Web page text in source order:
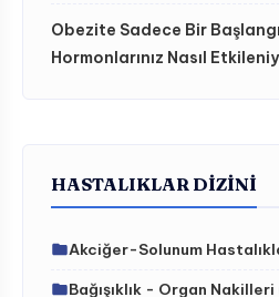
Obezite Sadece Bir
Hormonlarınız Nasıl
HASTALIKLAR DIZINI
Akciğer-Solunum
Bağışıklık - Organ